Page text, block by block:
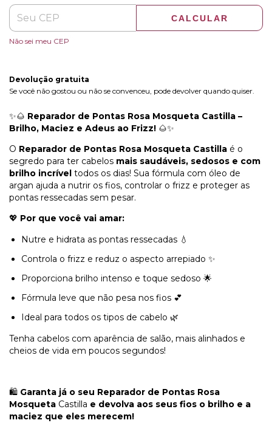
CALCULAR
Não sei meu CEP
Devolução gratuita
Se você não gostou ou não se convenceu, pode devolver quando quiser.
✨🌰 Reparador de Pontas Rosa Mosqueta Castilla –
Brilho, Maciez e Adeus ao Frizz! 🌰✨
O Reparador de Pontas Rosa Mosqueta Castilla é o
segredo para ter cabelos mais saudáveis, sedosos e com
brilho incrível todos os dias! Sua fórmula com óleo de
argan ajuda a nutrir os fios, controlar o frizz e proteger as
pontas ressecadas sem pesar.
💖 Por que você vai amar:
Nutre e hidrata as pontas ressecadas 💧
Controla o frizz e reduz o aspecto arrepiado ✨
Proporciona brilho intenso e toque sedoso 🌟
Fórmula leve que não pesa nos fios 💕
Ideal para todos os tipos de cabelo 🌿
Tenha cabelos com aparência de salão, mais alinhados e
cheios de vida em poucos segundos!
🛍️ Garanta já o seu Reparador de Pontas Rosa
Mosqueta Castilla e devolva aos seus fios o brilho e a
maciez que eles merecem!